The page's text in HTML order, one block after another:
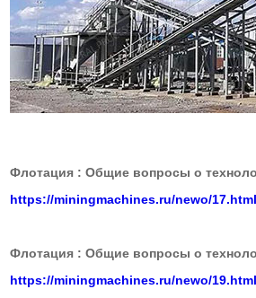
Флотация : Общие вопросы о
https://miningmachines.ru/newo/17.html
Флотация : Общие вопросы о
https://miningmachines.ru/newo/19.html